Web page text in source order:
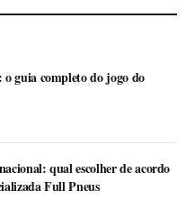
guia completo do jogo do
qual escolher de acordo
Full Pneus